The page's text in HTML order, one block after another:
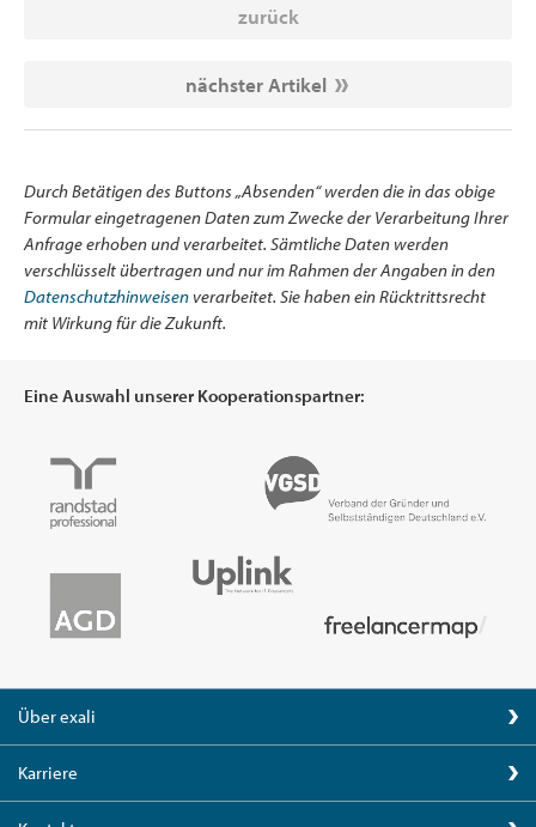
zurück
nächster Artikel
Durch Betätigen des Buttons „Absenden“ werden die in das obige
Formular eingetragenen Daten zum Zwecke der Verarbeitung Ihrer
Anfrage erhoben und verarbeitet. Sämtliche Daten werden
verschlüsselt übertragen und nur im Rahmen der Angaben in den
Datenschutzhinweisenverarbeitet. Sie haben ein Rücktrittsrecht
mit Wirkung für die Zukunft.
Eine Auswahl unserer Kooperationspartner:
Über exali
Karriere